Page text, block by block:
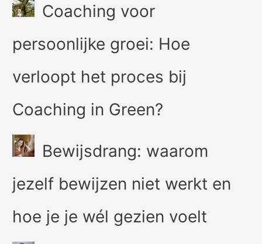
Coaching voor
persoonlijke groei: Hoe
verloopt het proces bij
Coaching in Green?
Bewijsdrang: waarom
jezelf bewijzen niet werkt en
hoe je je wél gezien voelt